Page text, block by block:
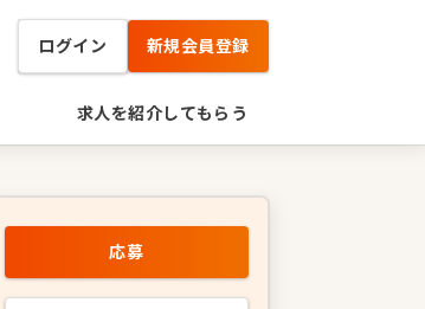
ログイン 新規会員登録
求人を紹介してもらう
応募